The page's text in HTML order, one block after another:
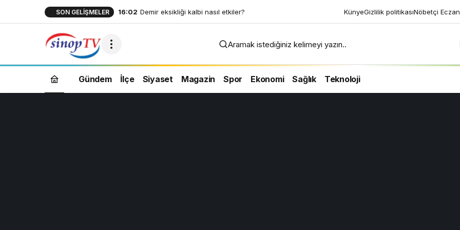
SON GELIŞMELER 16:02 Demir eksikliği kalbi nasıl etkiler? KünyeGizlilik politikasıNöbetçi
Aramak istediğiniz kelimeyi yazın..
Gündem İlçe Siyaset Magazin Spor Ekonomi Sağlık Teknoloji